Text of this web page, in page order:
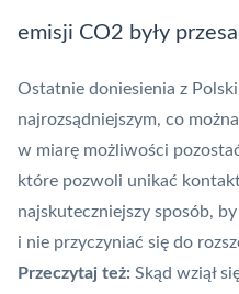
emisji CO2 były
Ostatnie doniesienia z Polski
najrozsądniejszym, co
w miarę możliwości
które pozwoli unikać
najskuteczniejszy sposób,
i nie przyczyniać się do
Przeczytaj też: Skąd wziął